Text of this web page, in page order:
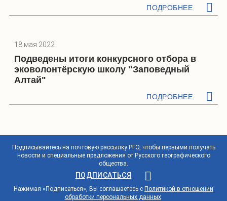
ПОДРОБНЕЕ
18 мая 2022
Подведены итоги конкурсного отбора в
эковолонтёрскую школу "Заповедный
Алтай"
ПОДРОБНЕЕ
Подписывайтесь на почтовую рассылку РГО, чтобы первыми получать
новости и специальные предложения от Русского географического
общества.
ПОДПИСАТЬСЯ
Нажимая «Подписаться», Вы соглашаетесь с Политикой в отношении
обработки персональных данных.